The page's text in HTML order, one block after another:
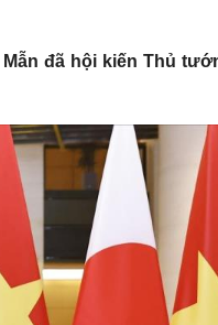
Mẫn đã hội kiến Thủ